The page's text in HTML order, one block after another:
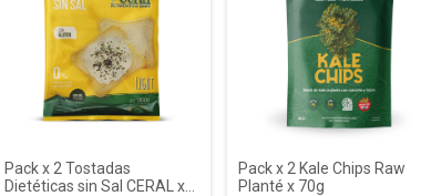
Pack x 2 Tostadas
Dietéticas sin Sal CERAL x
Pack x 2 Kale Chips Raw
Planté x 70g